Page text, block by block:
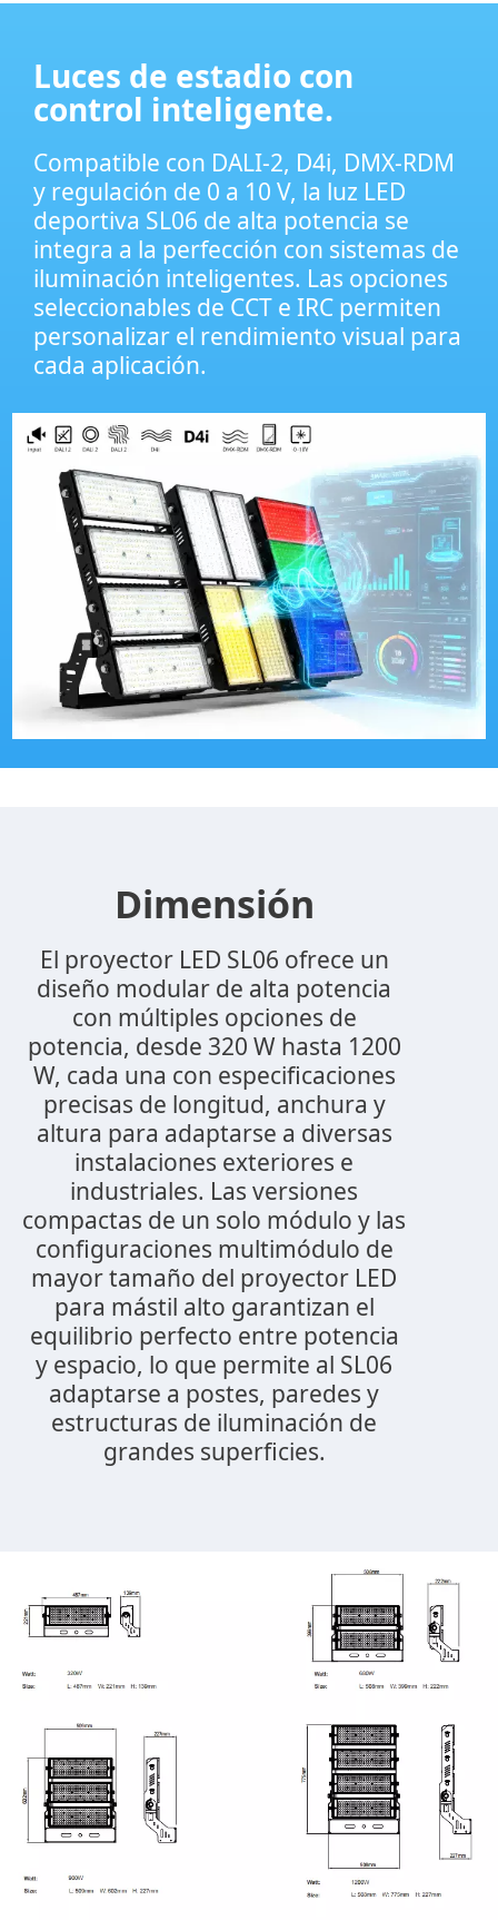
Luces de estadio con
control inteligente.
Compatible con DALI-2, D4i, DMX-RDM
y regulación de 0 a 10 V, la luz LED
deportiva SL06 de alta potencia se
integra a la perfección con sistemas de
iluminación inteligentes. Las opciones
seleccionables de CCT e IRC permiten
personalizar el rendimiento visual para
cada aplicación.
Dimensión
El proyector LED SL06 ofrece un
diseño modular de alta potencia
con múltiples opciones de
potencia, desde 320 W hasta 1200
W, cada una con especificaciones
precisas de longitud, anchura y
altura para adaptarse a diversas
instalaciones exteriores e
industriales. Las versiones
compactas de un solo módulo y las
configuraciones multimódulo de
mayor tamaño del proyector LED
para mástil alto garantizan el
equilibrio perfecto entre potencia
y espacio, lo que permite al SL06
adaptarse a postes, paredes y
estructuras de iluminación de
grandes superficies.